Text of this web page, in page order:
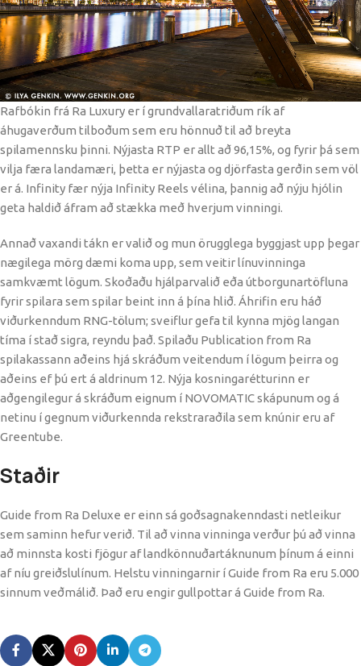
Rafbókin frá Ra Luxury er í grundvallaratriðum rík af
áhugaverðum tilboðum sem eru hönnuð til að breyta
spilamennsku þinni. Nýjasta RTP er allt að 96,15%, og fyrir þá sem
vilja færa landamæri, þetta er nýjasta og djörfasta gerðin sem völ
er á. Infinity fær nýja Infinity Reels vélina, þannig að nýju hjólin
geta haldið áfram að stækka með hverjum vinningi.
Annað vaxandi tákn er valið og mun örugglega byggjast upp þegar
nægilega mörg dæmi koma upp, sem veitir línuvinninga
samkvæmt lögum. Skoðaðu hjálparvalið eða útborgunartöfluna
fyrir spilara sem spilar beint inn á þína hlið. Áhrifin eru háð
viðurkenndum RNG-tölum; sveiflur gefa til kynna mjög langan
tíma í stað sigra, reyndu það. Spilaðu Publication from Ra
spilakassann aðeins hjá skráðum veitendum í lögum þeirra og
aðeins ef þú ert á aldrinum 12. Nýja kosningarétturinn er
aðgengilegur á skráðum eignum í NOVOMATIC skápunum og á
netinu í gegnum viðurkennda rekstraraðila sem knúnir eru af
Greentube.
Staðir
Guide from Ra Deluxe er einn sá goðsagnakenndasti netleikur
sem saminn hefur verið. Til að vinna vinninga verður þú að vinna
að minnsta kosti fjögur af landkönnuðartáknunum þínum á einni
af níu greiðslulínum. Helstu vinningarnir í Guide from Ra eru 5.000
sinnum veðmálið. Það eru engir gullpottar á Guide from Ra.